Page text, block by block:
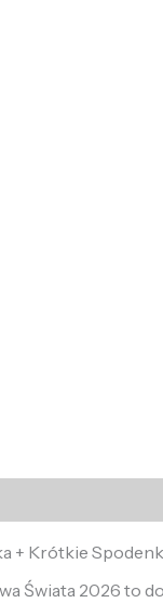
+ Krótkie
2026 to